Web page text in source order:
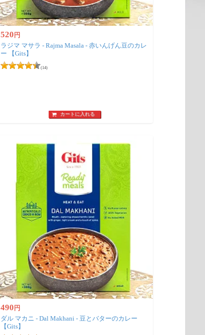
520円
ラジマ マサラ - Rajma Masala - 赤いんげん豆のカレ
ー 【Gits】
(14)
カートに入れる
490 円
ダル マカニ - Dal Makhani - 豆とバターのカレー
【Gits】